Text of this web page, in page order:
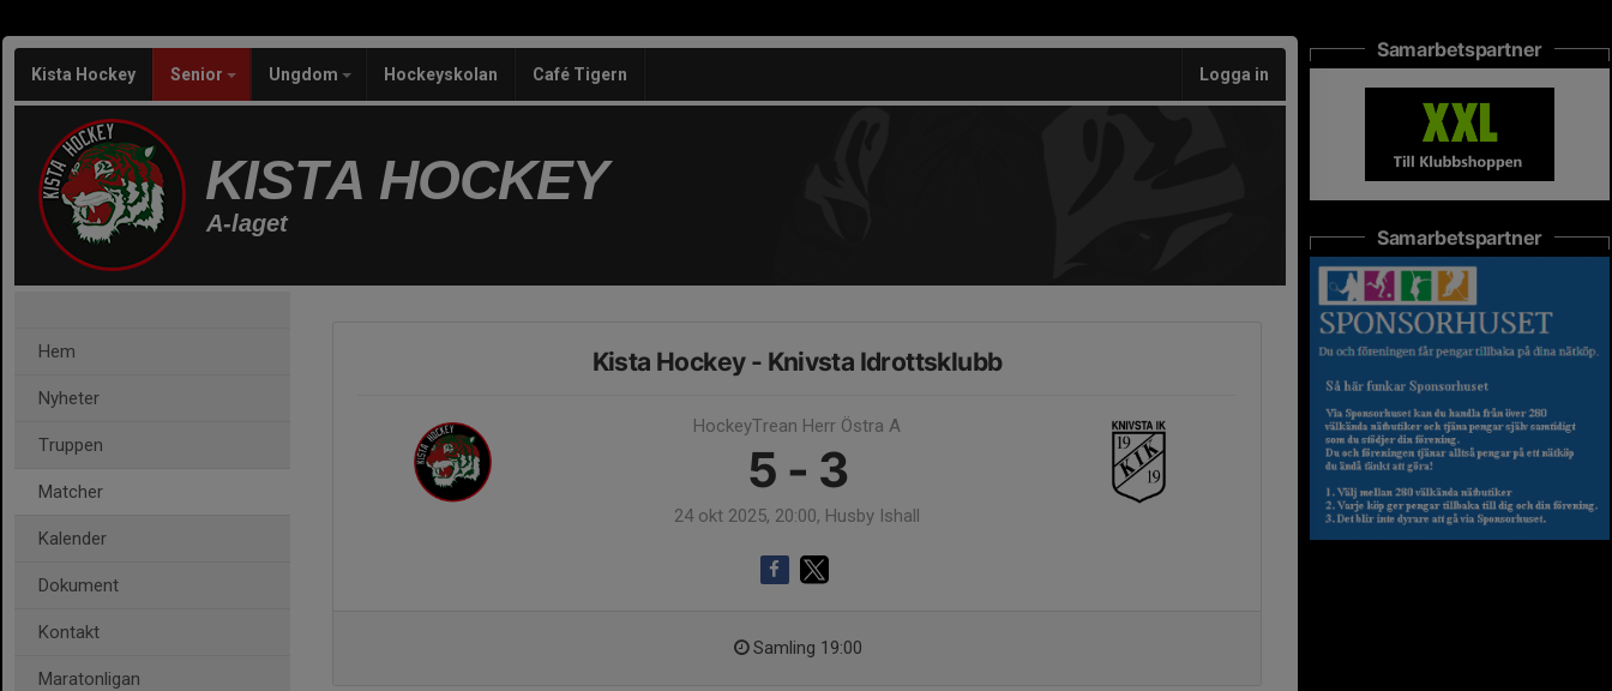
Kista Hockey Senior Ungdom Hockeyskolan Café Tigern Logga in
KISTA HOCKEY
A-laget
Hem
Nyheter
Truppen
Matcher
Kalender
Dokument
Kontakt
Maratonligan
Kista Hockey - Knivsta Idrottsklubb
HockeyTrean Herr Östra A
5 - 3
24 okt 2025, 20:00, Husby Ishall
Samling 19:00
Samarbetspartner
Samarbetspartner